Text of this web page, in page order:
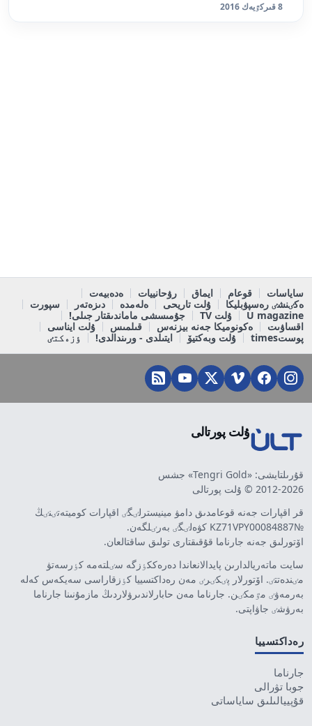
8 قىركٷيەك 2016
ساياسات قوعام ايماق رۋحانييات
ەدەبيەت
ەكٸنشٸ رەسپۋبليكا
ۇلت تاريحى ەلەمدە دىزەتەر
سپورت
U magazine
ۇلت TV
جۇمىسشى ماماندىقتار جىلى!
اقساۋىت
ەكونوميكا جەنە بيزنەس قىلمىس
ۇلت ايناسى
پوستtimes
ۇلت وبەكتيۆ ايتىلدى - ورىندالدى! ٶزەكتٸ
ۇلت پورتالى
قۇرىلتايشى: «Tengri Gold» جشس
2012-2026 © ۇلت پورتالى
قر اقپارات جەنە قوعامدىق دامۋ مينيسترلٸگٸ اقپارات كوميتەتٸنٸڭ
№KZ71VPY00084887 كۋەلٸگٸ بەرٸلگەن.
اۆتورلىق جەنە جارناما قۇقىقتارى تولىق ساقتالعان.
سايت ماتەريالدارىن پايدالانعاندا دەرەككٶزگە سٸلتەمە كٶرسەتۋ
مٸندەتتٸ. اۆتورلار پٸكٸرٸ مەن رەداكتسييا كٶزقاراسى سەيكەس كەلە
بەرمەۋٸ مٷمكٸن. جارناما مەن حابارلاندىرۋلاردىڭ مازمۇنىنا جارناما
بەرۋشٸ جاۋاپتى.
رەداكتسييا
جارناما
جوبا تۋرالى
قۇپييالىلىق ساياساتى